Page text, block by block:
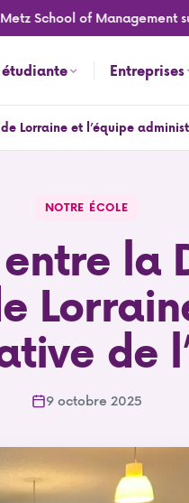
of Management
Entreprises
Lorraine et l’équipe
NOTRE ÉCOLE
la
de
9 octobre 2025